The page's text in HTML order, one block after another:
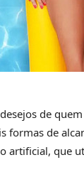
de
formas de
artificial, que